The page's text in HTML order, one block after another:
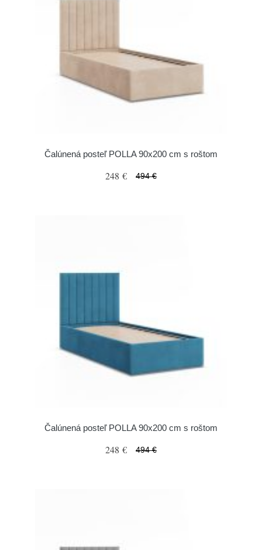
Čalúnená posteľ POLLA 90x200 cm s roštom
248 € 494 €
Čalúnená posteľ POLLA 90x200 cm s roštom
248 € 494 €